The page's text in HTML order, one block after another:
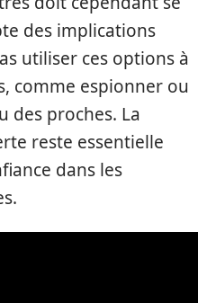
des implications
utiliser ces options à
comme espionner ou
des proches. La
reste essentielle
dans les